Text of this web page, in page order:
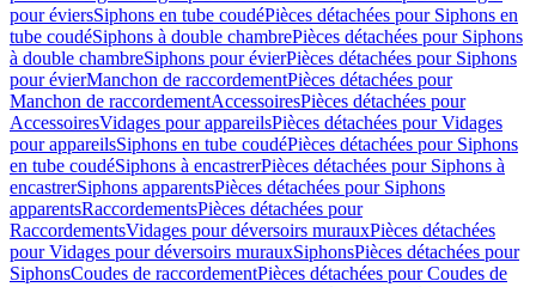
pour éviersSiphons en tube coudéPièces détachées pour Siphons en
tube coudéSiphons à double chambrePièces détachées pour Siphons
à double chambreSiphons pour évierPièces détachées pour Siphons
pour évierManchon de raccordementPièces détachées pour
Manchon de raccordementAccessoiresPièces détachées pour
AccessoiresVidages pour appareilsPièces détachées pour Vidages
pour appareilsSiphons en tube coudéPièces détachées pour Siphons
en tube coudéSiphons à encastrerPièces détachées pour Siphons à
encastrerSiphons apparentsPièces détachées pour Siphons
apparentsRaccordementsPièces détachées pour
RaccordementsVidages pour déversoirs murauxPièces détachées
pour Vidages pour déversoirs murauxSiphonsPièces détachées pour
SiphonsCoudes de raccordementPièces détachées pour Coudes de